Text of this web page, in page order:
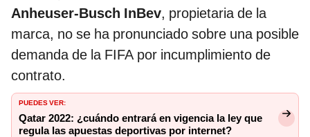
Anheuser-Busch InBev, propietaria de la
marca, no se ha pronunciado sobre una posible
demanda de la FIFA por incumplimiento de
contrato.
PUEDES VER:
Qatar 2022: ¿cuándo entrará en vigencia la ley que
regula las apuestas deportivas por internet?